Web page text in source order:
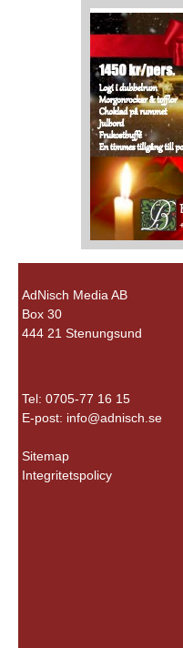
AdNisch Media AB
Box 30
444 21 Stenungsund
Tel: 0705-77 16 15
E-post: info@adnisch.se
Sitemap
Integritetspolicy